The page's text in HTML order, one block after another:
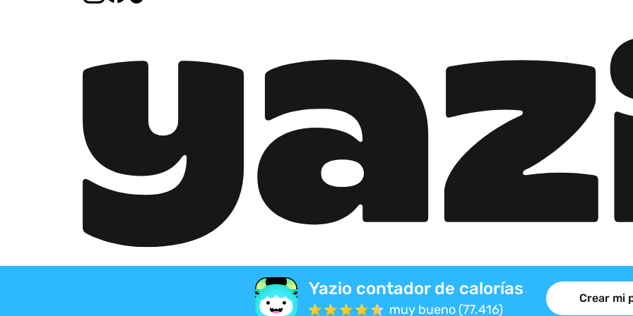
Yazio contador de calorías
muy bueno (77.416)
Crear mi